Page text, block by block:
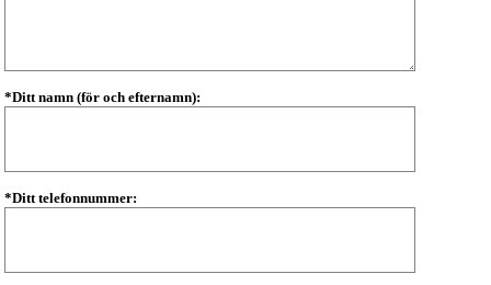
*Ditt namn (för och efternamn):
*Ditt telefonnummer: